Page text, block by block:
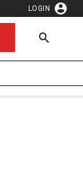
LOGIN